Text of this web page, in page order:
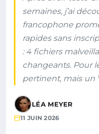
semaines, j’ai
francophone
rapides sans
: 4 fichiers
changeants. Pour
pertinent, mais un
LÉA MEYER
11 JUIN 2026